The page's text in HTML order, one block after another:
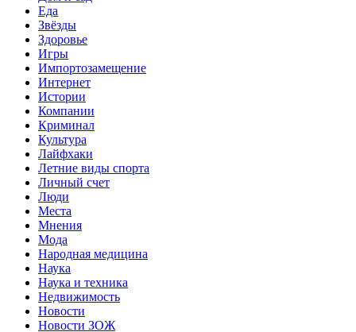
Еда
Звёзды
Здоровье
Игры
Импортозамещение
Интернет
Истории
Компании
Криминал
Культура
Лайфхаки
Летние виды спорта
Личный счет
Люди
Места
Мнения
Мода
Народная медицина
Наука
Наука и техника
Недвижимость
Новости
Новости ЗОЖ